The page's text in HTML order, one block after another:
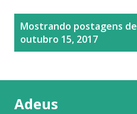
Mostrando postagens de
outubro 15, 2017
Adeus